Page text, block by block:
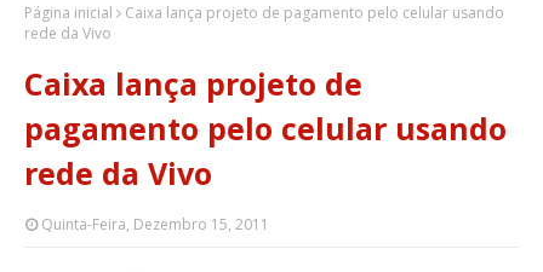
“SATISFAÇÃO MUITO GRANDE”
Página inicial
Caixa lança projeto de pagamento pelo celular usando
rede da Vivo
Caixa lança projeto de
pagamento pelo celular usando
rede da Vivo
Quinta-Feira, Dezembro 15, 2011